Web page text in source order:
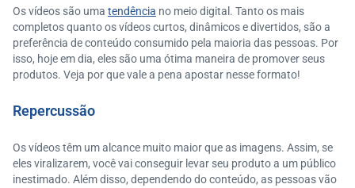
Os vídeos são uma tendência no meio digital. Tanto os mais
completos quanto os vídeos curtos, dinâmicos e divertidos, são a
preferência de conteúdo consumido pela maioria das pessoas. Por
isso, hoje em dia, eles são uma ótima maneira de promover seus
produtos. Veja por que vale a pena apostar nesse formato!
Repercussão
Os vídeos têm um alcance muito maior que as imagens. Assim, se
eles viralizarem, você vai conseguir levar seu produto a um público
inestimado. Além disso, dependendo do conteúdo, as pessoas vão